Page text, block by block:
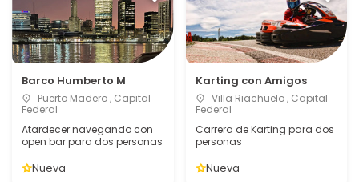
Barco Humberto M
Puerto Madero , Capital
Federal
Atardecer navegando con
open bar para dos personas
Nueva
Karting con Amigos
Villa Riachuelo , Capital
Federal
Carrera de Karting para dos
personas
Nueva